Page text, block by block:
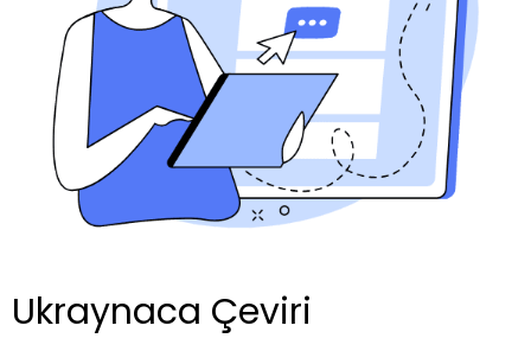
Ukraynaca Çeviri